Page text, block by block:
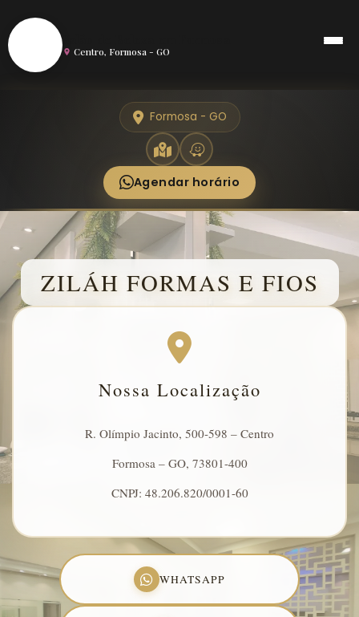
Centro, Formosa - GO
Formosa - GO
Agendar horário
ZILÁH FORMAS E FIOS
Nossa Localização
R. Olímpio Jacinto, 500-598 – Centro
Formosa – GO, 73801-400
CNPJ: 48.206.820/0001-60
WHATSAPP